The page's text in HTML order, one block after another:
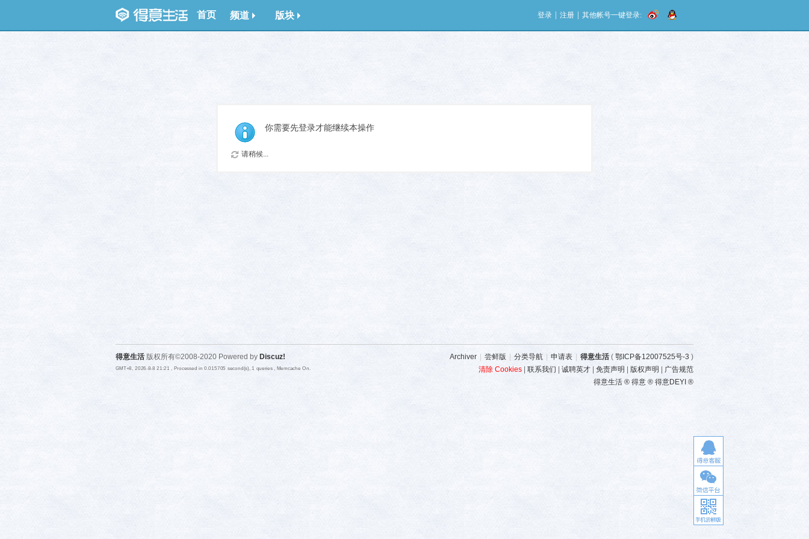
首页 频道 版块 登录 注册 其他帐号一键登录:
你需要先登录才能继续本操作
请稍候...
Archiver 尝鲜版 分类导航 申请表 得意生活 ( 鄂ICP备12007525号-3 )
清除 Cookies
联系我们 诚聘英才 免责声明 版权声明
广告规范
得意生活 ® 得意 ® 得意DEYI ®
得意生活 版权所有©2008-2020 Powered by Discuz!
GMT+8, 2026-8-8 21:21 , Processed in 0.015705 second(s), 1 queries , Memcache On.